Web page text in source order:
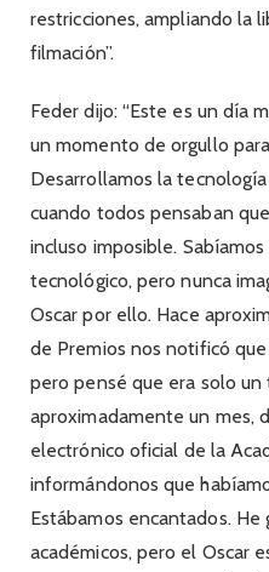
restricciones, ampliando la
filmación”.
Feder dijo: “Este es un día
un momento de orgullo
Desarrollamos la
cuando todos pensaban
incluso imposible.
tecnológico, pero nunca
Oscar por ello. Hace
de Premios nos notificó
pero pensé que era solo un
aproximadamente un mes,
electrónico oficial de la
informándonos que
Estábamos encantados. He
académicos, pero el Oscar